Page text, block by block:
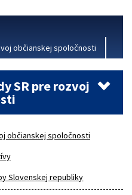
občianskej spoločnosti
SR pre rozvoj
občianskej spoločnosti
Slovenskej republiky